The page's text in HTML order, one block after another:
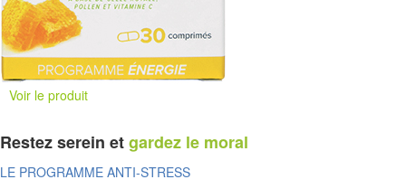
Voir le produit
Restez serein etgardez le moral
LE PROGRAMME ANTI-STRESS